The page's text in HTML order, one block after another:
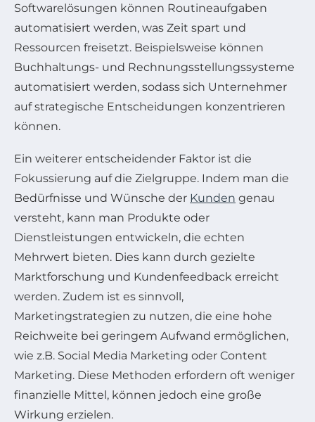
Softwarelösungen können Routineaufgaben
automatisiert werden, was Zeit spart und
Ressourcen freisetzt. Beispielsweise können
Buchhaltungs- und Rechnungsstellungssysteme
automatisiert werden, sodass sich Unternehmer
auf strategische Entscheidungen konzentrieren
können.
Ein weiterer entscheidender Faktor ist die
Fokussierung auf die Zielgruppe. Indem man die
Bedürfnisse und Wünsche der Kunden genau
versteht, kann man Produkte oder
Dienstleistungen entwickeln, die echten
Mehrwert bieten. Dies kann durch gezielte
Marktforschung und Kundenfeedback erreicht
werden. Zudem ist es sinnvoll,
Marketingstrategien zu nutzen, die eine hohe
Reichweite bei geringem Aufwand ermöglichen,
wie z.B. Social Media Marketing oder Content
Marketing. Diese Methoden erfordern oft weniger
finanzielle Mittel, können jedoch eine große
Wirkung erzielen.